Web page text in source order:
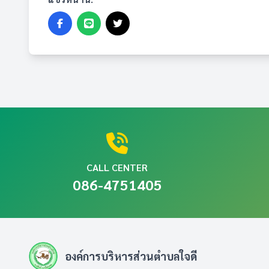
CALL CENTER
086-4751405
องค์การบริหารส่วนตำบลใจดี